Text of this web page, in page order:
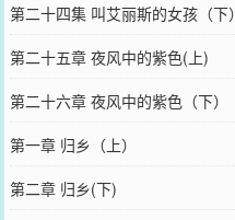
第二十四集 叫艾丽斯的女孩（下）
第二十五章 夜风中的紫色(上)
第二十六章 夜风中的紫色（下）
第一章 归乡（上）
第二章 归乡(下)